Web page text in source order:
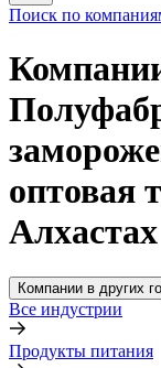
Поиск по
оптовая
Компании в других
Все индустрии
Продукты питания